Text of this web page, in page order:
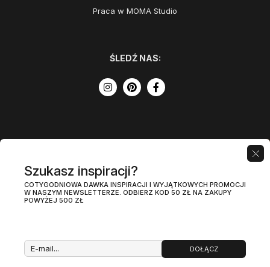
Praca w MOMA Studio
ŚLEDŹ NAS:
Regulamin Polityka prywatności
Szukasz inspiracji?
COTYGODNIOWA DAWKA INSPIRACJI I WYJĄTKOWYCH PROMOCJI
W NASZYM NEWSLETTERZE. ODBIERZ KOD 50 ZŁ NA ZAKUPY
POWYŻEJ 500 ZŁ
DOŁĄCZ